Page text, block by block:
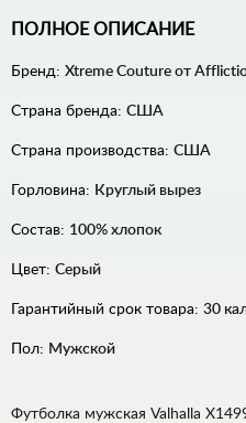
ПОЛНОЕ ОПИСАНИЕ
Бренд: Xtreme Couture от
Страна бренда: США
Страна производства: США
Горловина: Круглый вырез
Состав: 100% хлопок
Цвет: Серый
Гарантийный срок товара: 30
Пол: Мужской
Футболка мужская Valhalla